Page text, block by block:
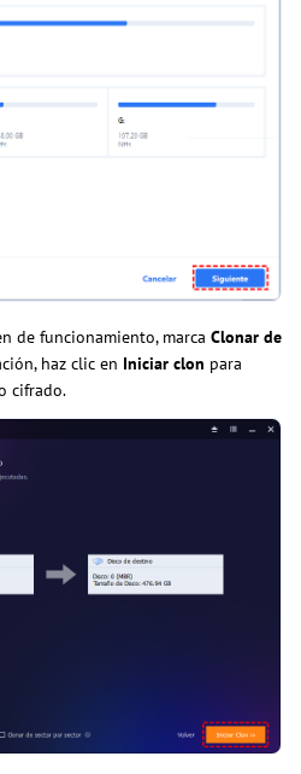
de funcionamiento, marca Clonar de
haz clic en Iniciar clon para
cifrado.